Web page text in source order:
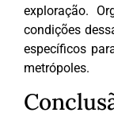
exploração.
condições
específicos
metrópoles.